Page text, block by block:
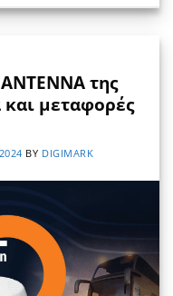
της
και μεταφορές
BY DIGIMARK